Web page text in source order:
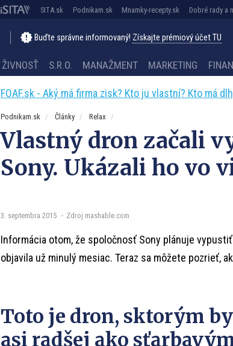
SITA.sk Podnikam.sk Mnamky-recepty.sk Dobré rady a
Buďte správne informovaný! Získajte prémiový účet TU
ŽIVNOSŤ S.R.O. MANAŽMENT MARKETING
FOAF.sk - Aký má firma zisk? Kto ju vlastní? Kto má
Podnikam.sk Články Relax
Vlastný dron začali
Sony. Ukázali ho vo
3. septembra 2015 Zdroj mashable.com
Informácia otom, že spoločnosť Sony plánuje
objavila už minulý mesiac. Teraz sa môžete pozrieť,
Toto je dron, sktorým
asi radšej ako